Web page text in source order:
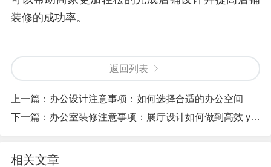
装修的成功率。
返回列表
上一篇： 办公设计注意事项：如何选择合适的办公空间
下一篇： 办公室装修注意事项：展厅设计如何做到高效 yet 低成本
相关文章